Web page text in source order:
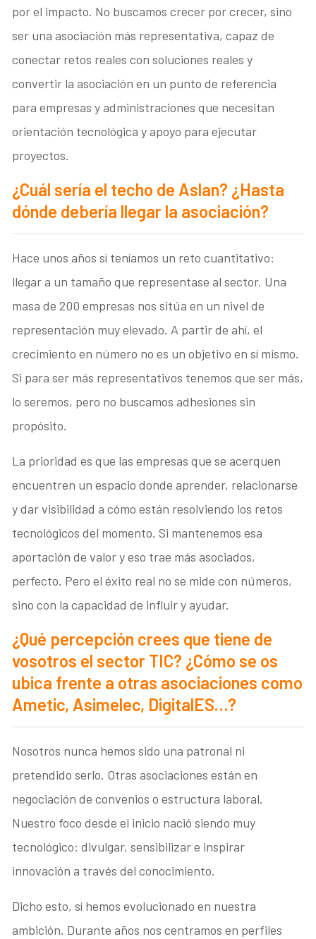
por el impacto. No buscamos crecer por crecer, sino
ser una asociación más representativa, capaz de
conectar retos reales con soluciones reales y
convertir la asociación en un punto de referencia
para empresas y administraciones que necesitan
orientación tecnológica y apoyo para ejecutar
proyectos.
¿Cuál sería el techo de Aslan? ¿Hasta
dónde debería llegar la asociación?
Hace unos años sí teníamos un reto cuantitativo:
llegar a un tamaño que representase al sector. Una
masa de 200 empresas nos sitúa en un nivel de
representación muy elevado. A partir de ahí, el
crecimiento en número no es un objetivo en sí mismo.
Si para ser más representativos tenemos que ser más,
lo seremos, pero no buscamos adhesiones sin
propósito.
La prioridad es que las empresas que se acerquen
encuentren un espacio donde aprender, relacionarse
y dar visibilidad a cómo están resolviendo los retos
tecnológicos del momento. Si mantenemos esa
aportación de valor y eso trae más asociados,
perfecto. Pero el éxito real no se mide con números,
sino con la capacidad de influir y ayudar.
¿Qué percepción crees que tiene de
vosotros el sector TIC? ¿Cómo se os
ubica frente a otras asociaciones como
Ametic, Asimelec, DigitalES…?
Nosotros nunca hemos sido una patronal ni
pretendido serlo. Otras asociaciones están en
negociación de convenios o estructura laboral.
Nuestro foco desde el inicio nació siendo muy
tecnológico: divulgar, sensibilizar e inspirar
innovación a través del conocimiento.
Dicho esto, sí hemos evolucionado en nuestra
ambición. Durante años nos centramos en perfiles